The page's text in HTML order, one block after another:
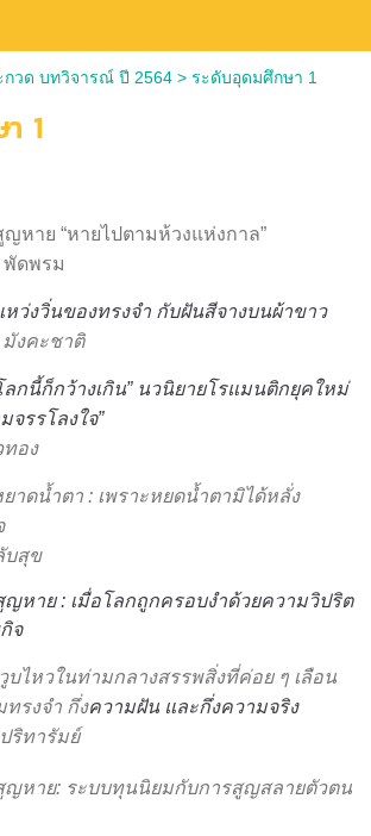
กวด บทวิจารณ์ ปี 2564> ระดับอุดมศึกษา 1
1
หาย “หายไปตามห้วงแห่งกาล”
พัดพรม
หว่งวิ่นของทรงจำ กับฝันสีจางบนผ้าขาว
งคะชาติ
กนี้ก็กว้างเกิน” นวนิยายโรแมนติกยุคใหม่
จรรโลงใจ”
ทอง
าดน้ำตา : เพราะหยดน้ำตามิได้หลั่ง
บสุข
ญหาย: เมื่อโลกถูกครอบงำด้วยความวิปริต
จ
บไหวในท่ามกลางสรรพสิ่งที่ค่อย ๆ เลือน
ทรงจำ กึ่งความฝัน และกึ่งความจริง
ริทารัมย์
ญหาย: ระบบทุนนิยมกับการสูญสลายตัวตน